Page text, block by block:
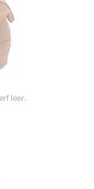
leer…